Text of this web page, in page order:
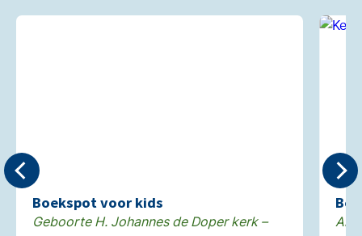
Boekspot voor kids
Geboorte H. Johannes de Doper kerk –